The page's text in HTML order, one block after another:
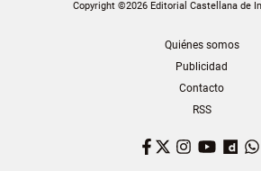
Copyright ©2026 Editorial Castellana de
Quiénes somos
Publicidad
Contacto
RSS
Facebook
TwitterInstagram